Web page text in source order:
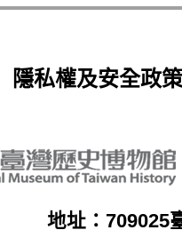
隱私權及安全政
地址：709025